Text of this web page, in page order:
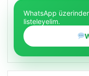
WhatsApp
listeleyelim.